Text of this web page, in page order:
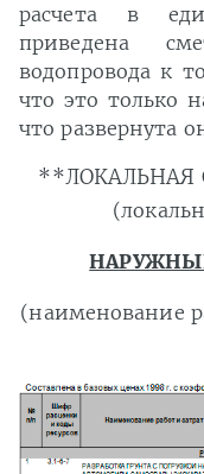
расчета в
приведена
водопровода к
что это только
что развернута
(наименование